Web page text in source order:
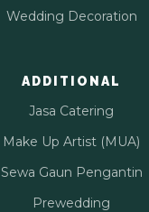
Wedding Decoration
ADDITIONAL
Jasa Catering
Make Up Artist (MUA)
Sewa Gaun Pengantin
Prewedding